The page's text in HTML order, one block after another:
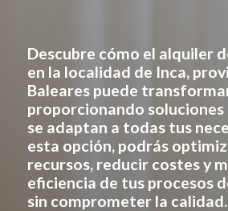
Descubre cómo el alquiler
en la localidad de Inca,
Baleares puede
proporcionando soluciones
se adaptan a todas tus
esta opción, podrás
recursos, reducir costes y
eficiencia de tus procesos
sin comprometer la calidad.